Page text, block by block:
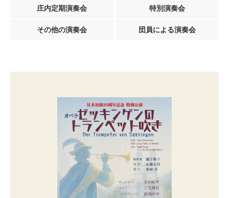
庄内定期演奏会 特別演奏会
その他の演奏会 団員による演奏会